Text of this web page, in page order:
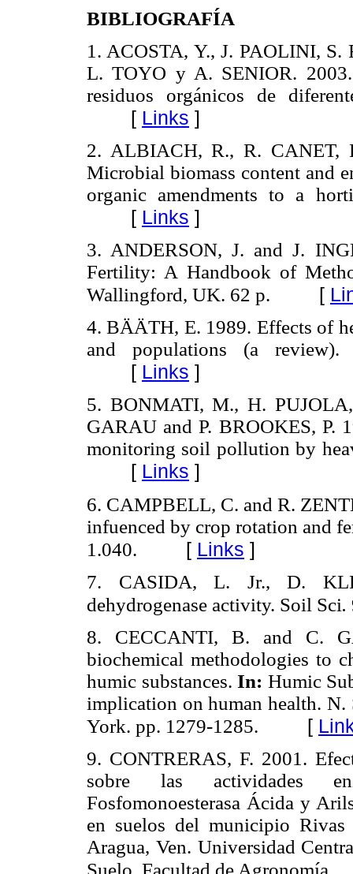
BIBLIOGRAFÍA
1. ACOSTA, Y., J. PAOLINI,
L. TOYO y A. SENIOR. 2003.
residuos orgánicos de
[ Links ]
2. ALBIACH, R., R. CANET,
Microbial biomass content and
organic amendments to a
[ Links ]
3. ANDERSON, J. and J.
Fertility: A Handbook of
Wallingford, UK. 62 p.
[
4.BÄÄTH, E. 1989. Effects of
and populations (a
[ Links ]
5. BONMATI, M., H.
GARAU and P. BROOKES, P.
monitoring soil pollution by
[ Links ]
6. CAMPBELL, C. and R.
infuenced by crop rotation and
1.040.
[ Links ]
7. CASIDA, L. Jr., D.
dehydrogenase activity. Soil Sci.
8. CECCANTI, B. and C.
biochemical methodologies to
humic substances. In: Humic
implication on human health. N.
York. pp. 1279-1285.
[
9. CONTRERAS, F. 2001.
sobre las actividades
Fosfomonoesterasa Ácida y
en suelos del municipio
Aragua, Ven. Universidad